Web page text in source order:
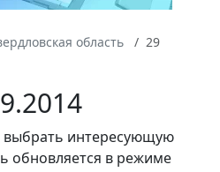
область
29
выбрать интересующую
обновляется в режиме